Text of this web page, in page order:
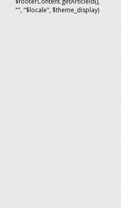
"", "$locale", $theme_display)